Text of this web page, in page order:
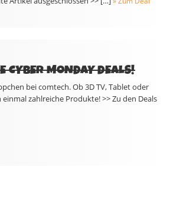
CYBER MONDAY DEALS!
bei comtech. Ob 3D TV, Tablet oder
zahlreiche Produkte! >> Zu den Deals